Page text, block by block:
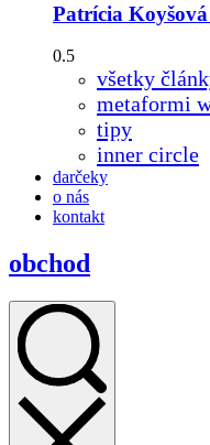
Patrícia
všetky
metaformi
tipy
inner circle
darčeky
o nás
kontakt
obchod